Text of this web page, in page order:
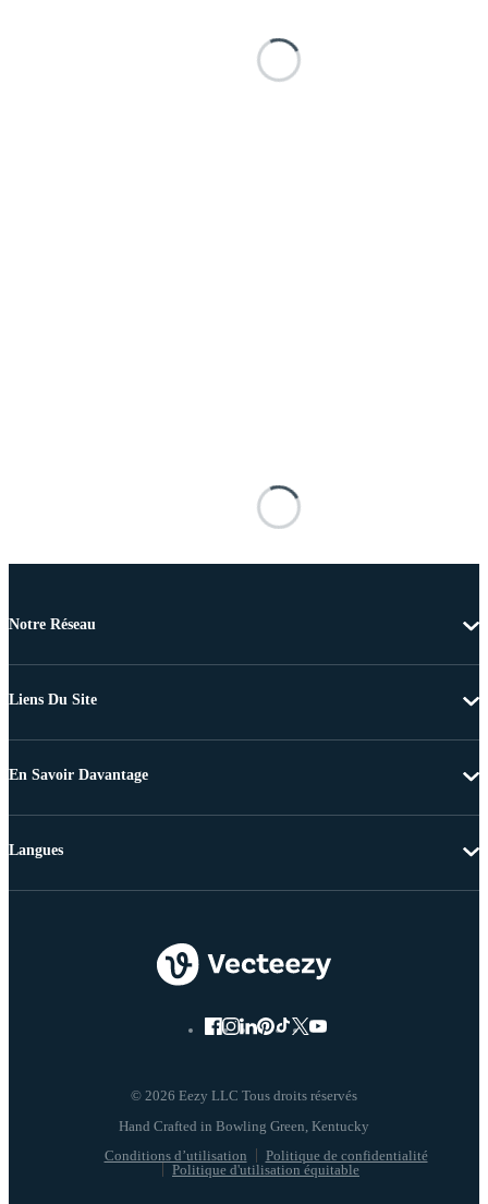
Notre Réseau
Liens Du Site
En Savoir Davantage
© 2026 Eezy LLC Tous droits réservés
Conditions d’utilisation
Politique de confidentialité
Politique d'utilisation équitable
Langues